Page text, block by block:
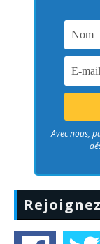
Avec nous,